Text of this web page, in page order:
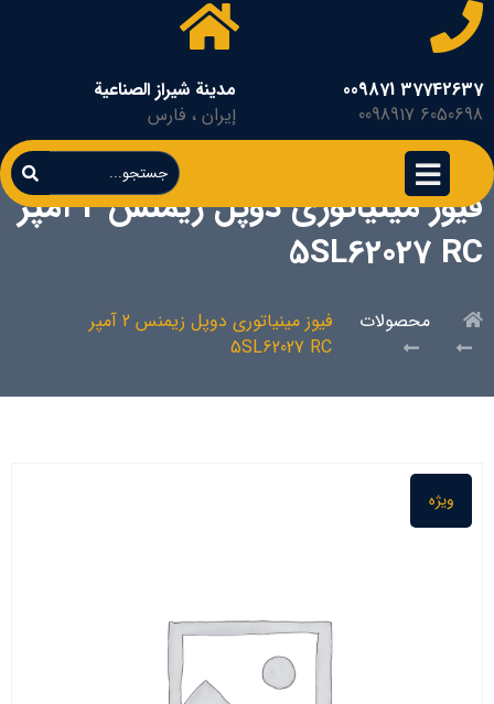
37742637 009871
6050698 0098917
مدينة شيراز الصناعية
إيران ، فارس
فیوز مینیاتوری دوپل زیمنس 2 آمپر
5SL62027 RC
محصولات
فیوز مینیاتوری دوپل زیمنس 2 آمپر
5SL62027 RC
ویژه